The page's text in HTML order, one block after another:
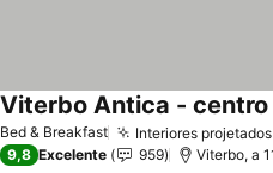
Bed & Breakfast Interiores
Viterbo Antica -
9,8 Excelente 959 Viterbo, a